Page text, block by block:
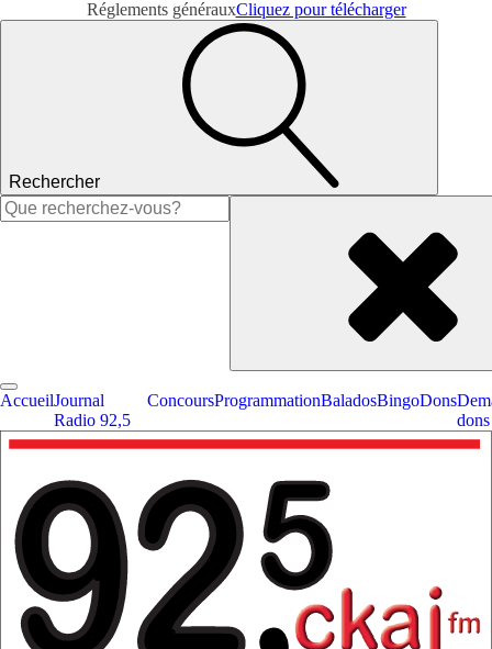
Réglements générauxCliquez pour télécharger
Rechercher
Rechercher :
AccueilJournal
Radio 92,5
ConcoursProgrammationBaladosBingoDons
dons